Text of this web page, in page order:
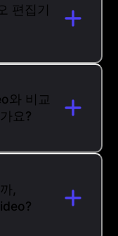
편집기
와 비교
요?
,